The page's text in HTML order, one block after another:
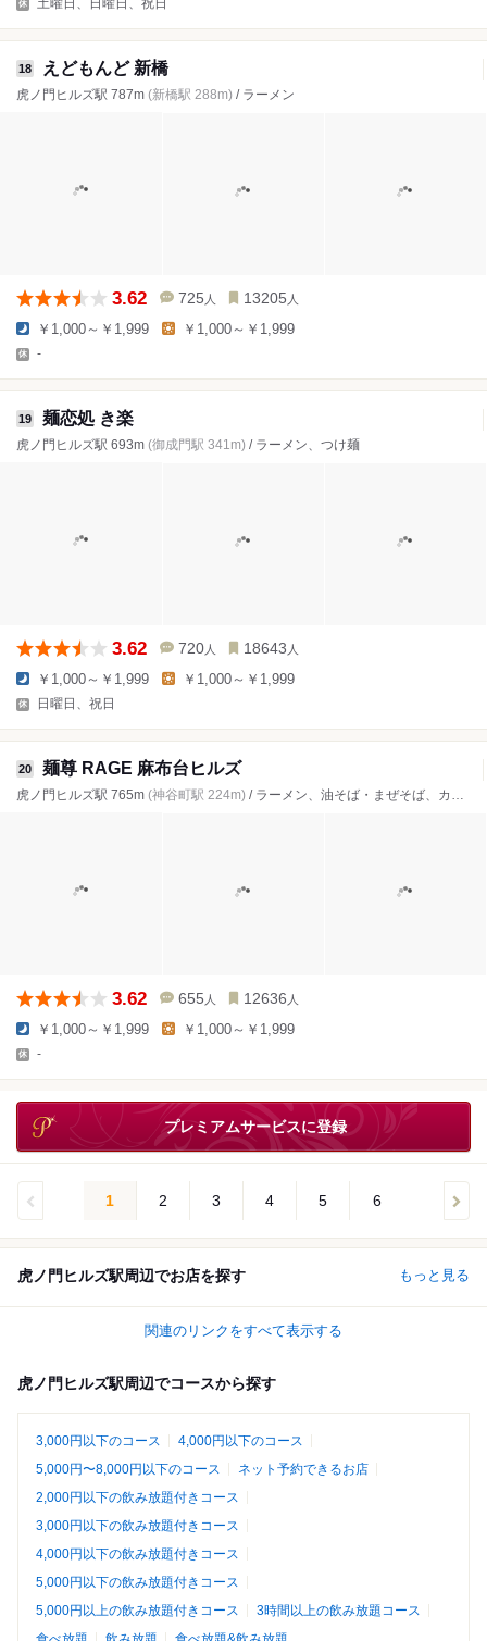
土曜日、日曜日、祝日
18 えどもんど 新橋
虎ノ門ヒルズ駅 787m (新橋駅 288m) / ラーメン
3.62 725 人 13205 人
￥1,000～￥1,999 ￥1,000～￥1,999
-
19 麺恋処 き楽
虎ノ門ヒルズ駅 693m (御成門駅 341m) / ラーメン、つけ麺
3.62 720 人 18643 人
￥1,000～￥1,999 ￥1,000～￥1,999
日曜日、祝日
20 麺尊 RAGE 麻布台ヒルズ
虎ノ門ヒルズ駅 765m (神谷町駅 224m) / ラーメン、油そば・まぜそば、カレー
3.62 655 人 12636 人
￥1,000～￥1,999 ￥1,000～￥1,999
-
プレミアムサービスに登録
1 2 3 4 5 6
虎ノ門ヒルズ駅周辺でお店を探す もっと見る
関連のリンクをすべて表示する
虎ノ門ヒルズ駅周辺でコースから探す
3,000円以下のコース
4,000円以下のコース
5,000円〜8,000円以下のコース
ネット予約できるお店
2,000円以下の飲み放題付きコース
3,000円以下の飲み放題付きコース
4,000円以下の飲み放題付きコース
5,000円以下の飲み放題付きコース
5,000円以上の飲み放題付きコース
3時間以上の飲み放題コース